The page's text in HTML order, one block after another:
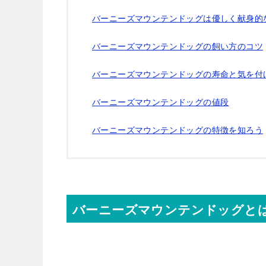
バーニーズマウンテンドッグは優しく献身的
バーニーズマウンテンドッグの飼い方のコツ
バーニーズマウンテンドッグの寿命と気を付
バーニーズマウンテンドッグの値段
バーニーズマウンテンドッグの特徴を知ろう
バーニーズマウンテンドッグと